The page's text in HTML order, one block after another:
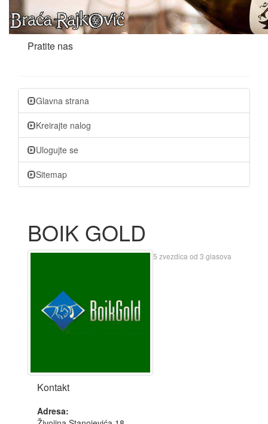
Pratite nas
Glavna strana
Kreirajte nalog
Ulogujte se
Sitemap
BOIK GOLD
5 zvezdica od 3 glasova
Kontakt
Adresa: